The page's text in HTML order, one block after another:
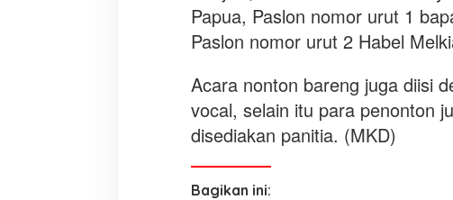
Papua, Paslon nomor urut 1
Paslon nomor urut 2 Habel
Acara nonton bareng juga diisi
vocal, selain itu para penonton
disediakan panitia. (MKD)
Bagikan ini: